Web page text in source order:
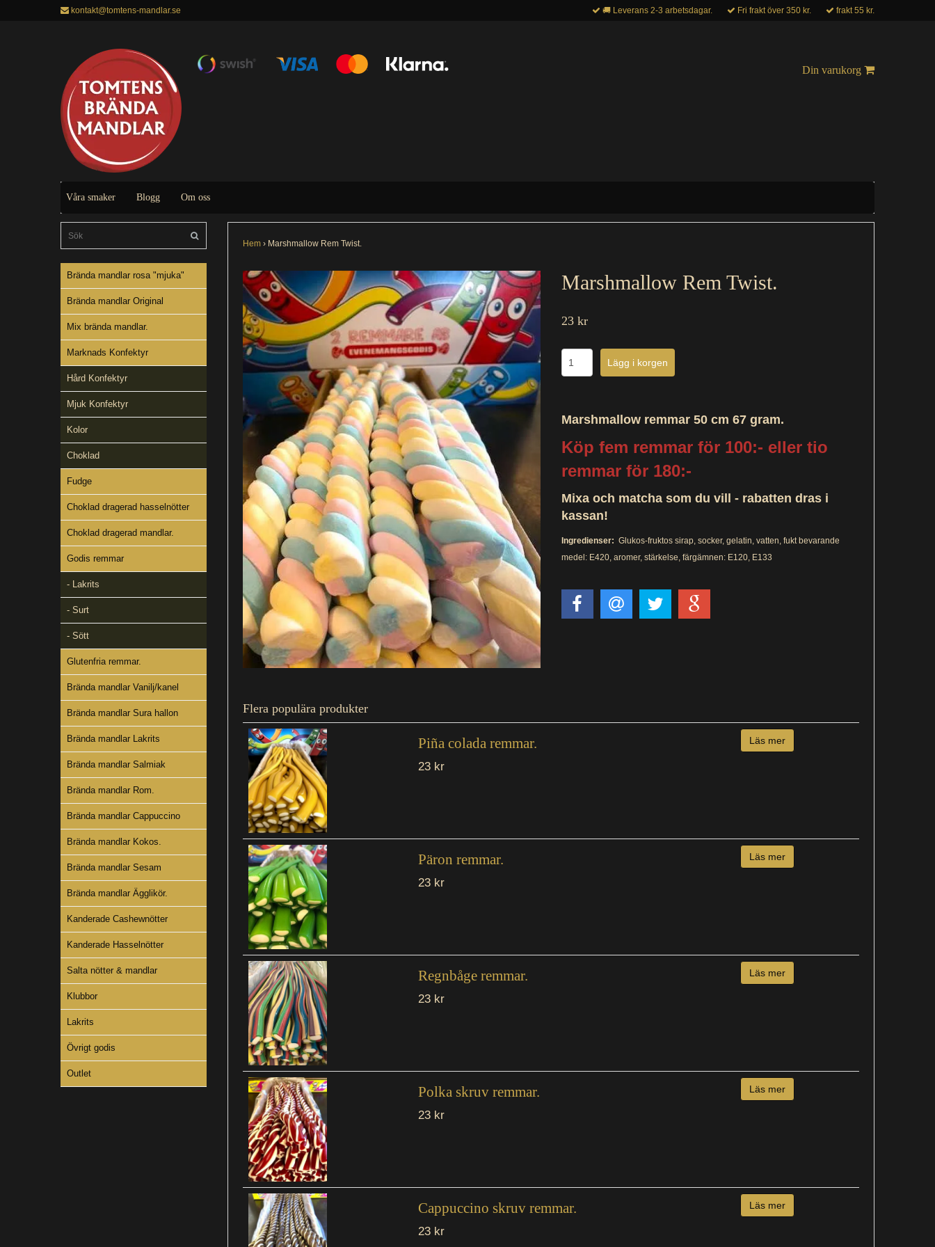
kontakt@tomtens-mandlar.se 🚚 Leverans 2-3 arbetsdagar. Fri frakt över 350 kr. frakt 55 kr.
Din varukorg
Våra smaker Blogg Om oss
Brända mandlar rosa "mjuka"
Brända mandlar Original
Mix brända mandlar.
Marknads Konfektyr
Hård Konfektyr
Mjuk Konfektyr
Kolor
Choklad
Fudge
Choklad dragerad hasselnötter
Choklad dragerad mandlar.
Godis remmar
- Lakrits
- Surt
- Sött
Glutenfria remmar.
Brända mandlar Vanilj/kanel
Brända mandlar Sura hallon
Brända mandlar Lakrits
Brända mandlar Salmiak
Brända mandlar Rom.
Brända mandlar Cappuccino
Brända mandlar Kokos.
Brända mandlar Sesam
Brända mandlar Ägglikör.
Kanderade Cashewnötter
Kanderade Hasselnötter
Salta nötter & mandlar
Klubbor
Lakrits
Övrigt godis
Outlet
Hem › Marshmallow Rem Twist.
Marshmallow Rem Twist.
23 kr
Marshmallow remmar 50 cm 67 gram.
Köp fem remmar för 100:- eller tio
remmar för 180:-
Mixa och matcha som du vill - rabatten dras i
kassan!
Ingredienser: Glukos-fruktos sirap, socker, gelatin, vatten, fukt bevarande
medel: E420, aromer, stärkelse, färgämnen: E120, E133
Flera populära produkter
Piña colada remmar.
23 kr
Läs mer
Päron remmar.
23 kr
Läs mer
Regnbåge remmar.
23 kr
Läs mer
Polka skruv remmar.
23 kr
Läs mer
Cappuccino skruv remmar.
23 kr
Läs mer